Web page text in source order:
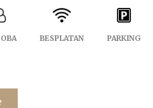
BESPLATAN PARKING